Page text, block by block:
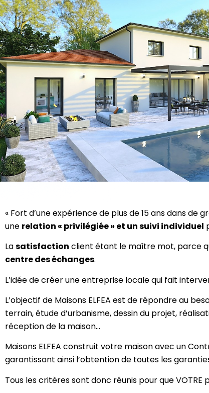
« Fort d’une expérience de plus de 15 ans dans
une relation « privilégiée » et un suivi individuel
Lasatisfaction client étant le maître mot, parce
centre des échanges.
L’idée de créer une entreprise locale qui fait
L’objectif de Maisons ELFEA est de répondre au
terrain, étude d’urbanisme, dessin du projet,
réception de la maison…
Maisons ELFEA construit votre maison avec un
garantissant ainsi l’obtention de toutes les
Tous les critères sont donc réunis pour que